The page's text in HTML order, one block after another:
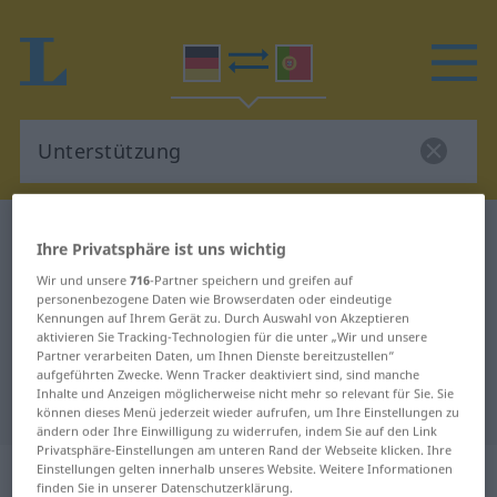
Deutsch-Portugiesisch
Übersetzung für "Unterstützung"
"Unterstützung" Portugiesisch
Übersetzung
„Unterstützung“: Femininum
Ihre Privatsphäre ist uns wichtig
Wir und unsere716-Partner speichern und greifen auf
personenbezogene Daten wie Browserdaten oder eindeutige
Kennungen auf Ihrem Gerät zu. Durch Auswahl von Akzeptieren
aktivieren Sie Tracking-Technologien für die unter „Wir und unsere
Partner verarbeiten Daten, um Ihnen Dienste bereitzustellen“
aufgeführten Zwecke. Wenn Tracker deaktiviert sind, sind manche
Inhalte und Anzeigen möglicherweise nicht mehr so relevant für Sie. Sie
können dieses Menü jederzeit wieder aufrufen, um Ihre Einstellungen zu
ändern oder Ihre Einwilligung zu widerrufen, indem Sie auf den Link
Privatsphäre-Einstellungen am unteren Rand der Webseite klicken. Ihre
Einstellungen gelten innerhalb unseres Website. Weitere Informationen
finden Sie in unserer Datenschutzerklärung.